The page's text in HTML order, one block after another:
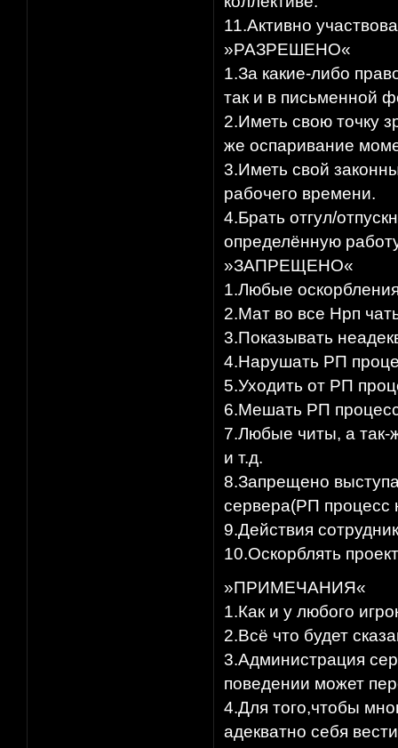
11.Активно
»РАЗРЕШЕНО«
1.За какие-либо
так и в письменной
2.Иметь свою точку
же оспаривание
3.Иметь свой
рабочего времени.​
4.Брать отгул/
определённую
»ЗАПРЕЩЕНО«
1.Любые
2.Мат во все Нрп
3.Показывать
4.Нарушать РП
5.Уходить от РП
6.Мешать РП
7.Любые читы, а
и т.д.​
8.Запрещено
сервера(РП процесс
9.Действия
10.Оскорблять
»ПРИМЕЧАНИЯ«
1.Как и у любого
2.Всё что будет
3.Администрация
поведении может
4.Для того,чтобы
адекватно себя